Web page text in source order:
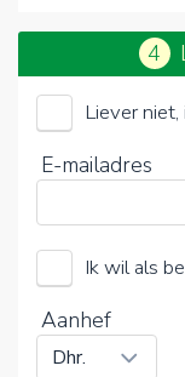
Agrinas
Kies je
0%
4
Liever
E-mailadres
Ik wil als
Aanhef